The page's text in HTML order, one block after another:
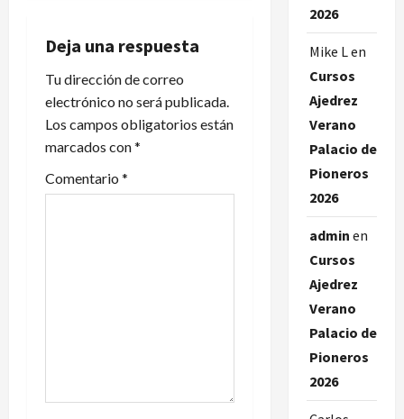
a
c
i
ó
n
Deja una respuesta
Tu dirección de correo
electrónico no será publicada.
Los campos obligatorios están
marcados con*
Comentario *
2026
Mike Len
Cursos
Ajedrez
Verano
Palacio de
Pioneros
2026
admin en
Cursos
Ajedrez
Verano
Palacio de
Pioneros
2026